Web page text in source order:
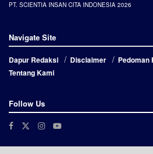
PT. SCIENTIA INSAN CITA INDONESIA 2026
Navigate Site
Dapur Redaksi Disclaimer
Pedoman
Tentang Kami
Follow Us